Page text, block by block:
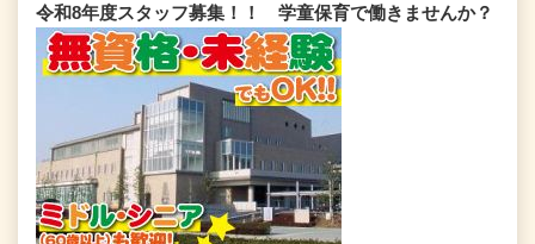
令和8年度スタッフ募集！！ 学童保育で働きませんか？